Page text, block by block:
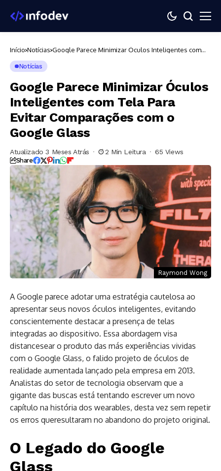
Início Notícias Google Parece Minimizar Óculos Inteligentes com
Notícias
Google Parece Minimizar Óculos
Inteligentes com Tela Para
Evitar Comparações com o
Google Glass
Atualizado 3 Meses Atrás 2 Min Leitura 65 Views
Share
Raymond Wong
A Google parece adotar uma estratégia cautelosa ao
apresentar seus novos óculos inteligentes, evitando
conscientemente destacar a presença de telas
integradas ao dispositivo. Essa abordagem visa
distancesear o produto das más experiências vividas
com o Google Glass, o falido projeto de óculos de
realidade aumentada lançado pela empresa em 2013.
Analistas do setor de tecnologia observam que a
gigante das buscas está tentando escrever um novo
capítulo na história dos wearables, desta vez sem repetir
os erros queresultaram no abandono do projeto original.
O Legado do Google
Glass